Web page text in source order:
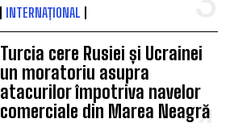
INTERNAȚIONAL
Turcia cere Rusiei și Ucrainei
un moratoriu asupra
atacurilor împotriva navelor
comerciale din Marea Neagră